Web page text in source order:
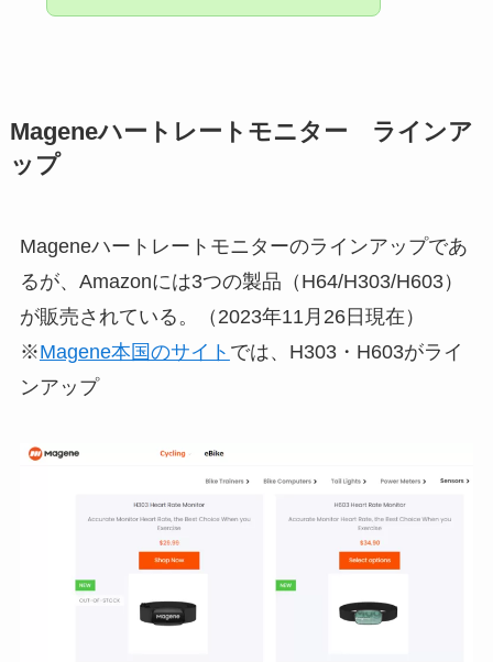
Mageneハートレートモニター ラインア
ップ
Mageneハートレートモニターのラインアップであ
るが、Amazonには3つの製品（H64/H303/H603）
が販売されている。（2023年11月26日現在）
※Magene本国のサイト では、H303・H603がライ
ンアップ